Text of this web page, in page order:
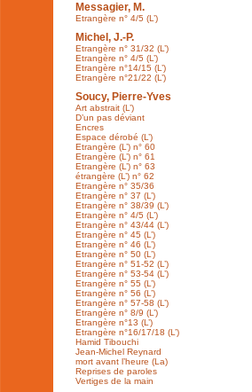
Messagier, M.
Etrangère n° 4/5 (L’)
Michel, J.-P.
Etrangère n° 31/32 (L’)
Etrangère n° 4/5 (L’)
Etrangère n°14/15 (L’)
Etrangère n°21/22 (L’)
Soucy, Pierre-Yves
Art abstrait (L’)
D’un pas déviant
Encres
Espace dérobé (L’)
Etrangère (L’) n° 60
Etrangère (L’) n° 61
Etrangère (L’) n° 63
étrangère (L’) n° 62
Etrangère n° 35/36
Etrangère n° 37 (L’)
Etrangère n° 38/39 (L’)
Etrangère n° 4/5 (L’)
Etrangère n° 43/44 (L’)
Etrangère n° 45 (L’)
Etrangère n° 46 (L’)
Etrangère n° 50 (L’)
Etrangère n° 51-52 (L’)
Etrangère n° 53-54 (L’)
Etrangère n° 55 (L’)
Etrangère n° 56 (L’)
Etrangère n° 57-58 (L’)
Etrangère n° 8/9 (L’)
Etrangère n°13 (L’)
Etrangère n°16/17/18 (L’)
Hamid Tibouchi
Jean-Michel Reynard
mort avant l’heure (La)
Reprises de paroles
Vertiges de la main